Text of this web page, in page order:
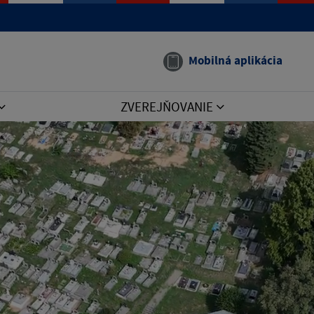
manual that corresponds to your MariaDB server
Mobilná aplikácia
ZVEREJŇOVANIE